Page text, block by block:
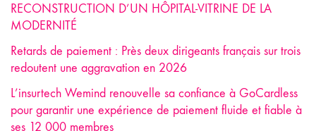
RECONSTRUCTION D’UN HÔPITAL-VITRINE DE LA
MODERNITÉ
Retards de paiement : Près deux dirigeants français sur trois
redoutent une aggravation en 2026
L’insurtech Wemind renouvelle sa confiance à GoCardless
pour garantir une expérience de paiement fluide et fiable à
ses 12 000 membres